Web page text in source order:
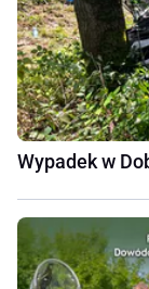
Wypadek w